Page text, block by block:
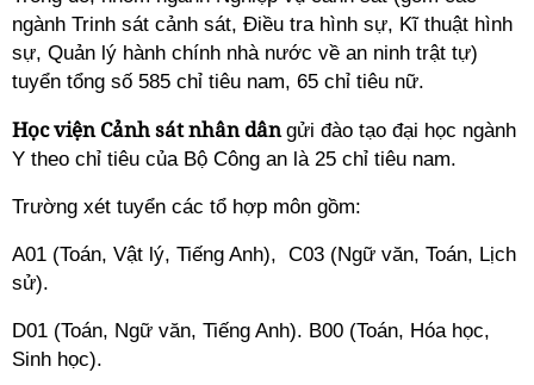
ngành Trinh sát cảnh sát, Điều tra hình sự, Kĩ thuật hình
sự, Quản lý hành chính nhà nước về an ninh trật tự)
tuyển tổng số 585 chỉ tiêu nam, 65 chỉ tiêu nữ.
Học viện Cảnh sát nhân dângửi đào tạo đại học ngành
Y theo chỉ tiêu của Bộ Công an là 25 chỉ tiêu nam.
Trường xét tuyển các tổ hợp môn gồm:
A01 (Toán, Vật lý, Tiếng Anh), C03 (Ngữ văn, Toán, Lịch
sử).
D01 (Toán, Ngữ văn, Tiếng Anh). B00 (Toán, Hóa học,
Sinh học).